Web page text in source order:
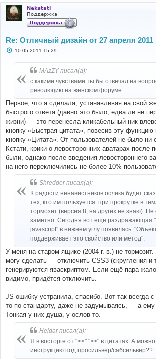
Nekstati
Поддержка
Re: Отличный дизайн от 27 апреля 2011
С
е
10.05.2011 15:29
MAzZY писал(а):
с какими чувствами ты бы отвечал на
революцию на женском форуме.
Первое, что я сделала, устанавливая на свой
быстрого ответа (давно это было, едва ли не
жизни) — это перенесла кликабельный ник
кнопку «Быстрая цитата», повесив эту функцию
кнопку «Цитата». От пользователей не было ни
Кстати, крики о левосторонних аватарах
были, однако после введения левостороннего
на него переключились не более 10%
Shredder писал(а):
К радости ненавистников ослика будет
тех, кто им пользуется: при прокрутке в
тормозит (версия 8, на других не знаю). Не
заметно. Сегодня вот ещё раздражающая
javascript" в нижнем углу появилась:
поддерживает это свойство или метод".
У меня на старом ящике (2004 г. в.) не
могу сделать — отключить CSS3 (скругления и
генерируются яваскриптом. Если ещё пара
видимо, придётся отключить.
JS-ошибку устранила, спасибо. Вот так всегда
то по стандарту, даже не задумываясь, — а ему
Тонкая у них душа, у ослов-то.
Heldar писал(а):
Я в восторге от "<<" ">>" в цитатах. А
инструкцию под просильвер/сабсильвер??